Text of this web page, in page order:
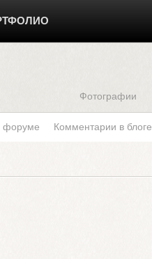
Фотографии
форуме Комментарии в блоге